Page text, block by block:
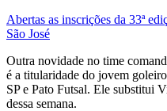
Abertas as inscrições da 33ª
São José
Outra novidade no time
é a titularidade do jovem
SP e Pato Futsal. Ele substitui
dessa semana.